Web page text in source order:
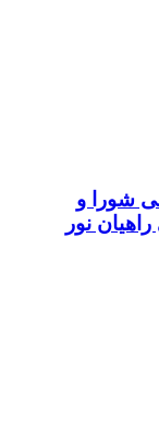
تومانی شورا و
نور